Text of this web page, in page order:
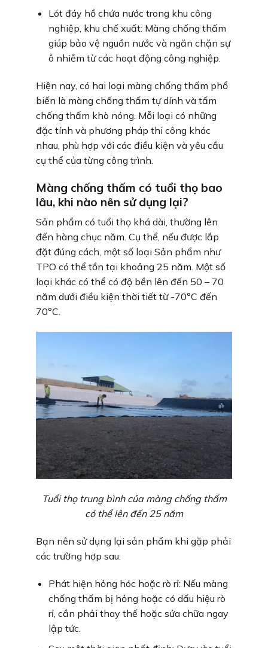
Lót đáy hồ chứa nước trong khu công
nghiệp, khu chế xuất: Màng chống thấm
giúp bảo vệ nguồn nước và ngăn chặn sự
ô nhiễm từ các hoạt động công nghiệp.
Hiện nay, có hai loại màng chống thấm phổ
biến là màng chống thấm tự dính và tấm
chống thấm khò nóng. Mỗi loại có những
đặc tính và phương pháp thi công khác
nhau, phù hợp với các điều kiện và yêu cầu
cụ thể của từng công trình.
Màng chống thấm có tuổi thọ bao
lâu, khi nào nên sử dụng lại?
Sản phẩm có tuổi thọ khá dài, thường lên
đến hàng chục năm. Cụ thể, nếu được lắp
đặt đúng cách, một số loại Sản phẩm như
TPO có thể tồn tại khoảng 25 năm. Một số
loại khác có thể có độ bền lên đến 50 – 70
năm dưới điều kiện thời tiết từ -70°C đến
70°C.
Tuổi thọ trung bình của màng chống thấm
có thể lên đến 25 năm
Bạn nên sử dụng lại sản phẩm khi gặp phải
các trường hợp sau:
Phát hiện hỏng hóc hoặc rò rỉ: Nếu màng
chống thấm bị hỏng hoặc có dấu hiệu rò
rỉ, cần phải thay thế hoặc sửa chữa ngay
lập tức.